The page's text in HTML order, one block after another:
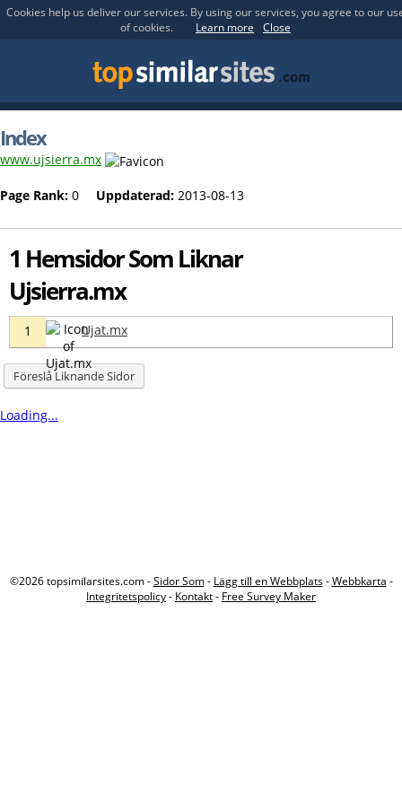
Cookies help us deliver our services. By using our services, you agree to our
of cookies.
Learn more Close
Index
www.ujsierra.mx
Page Rank: 0 Uppdaterad: 2013-08-13
1 Hemsidor Som Liknar
Ujsierra.mx
1 Ujat.mx
Föreslå Liknande Sidor
Loading...
©2026 topsimilarsites.com -Sidor Som- Lägg till en Webbplats-Webbkarta -
Integritetspolicy- Kontakt- Free Survey Maker